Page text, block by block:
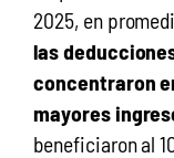
2025, en
las
concentraron
mayores
beneficiaron al